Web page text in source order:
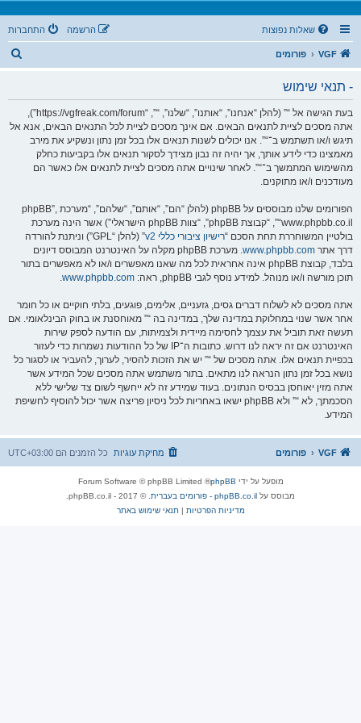
שאלות נפוצות התחברות הרשמה
VGF פורומים
- תנאי שימוש
בעת הגישה אל “” (להלן “אנחנו”, “אותנו”, “שלנו”, “”, “https://vgfreak.com/forum”),
אתה מסכים לציית לתנאים הבאים. אם אינך מסכים לציית לכל התנאים הבאים, אנא אל
תיגש ו/או תשתמש ב־“”. אנו יכולים לשנות תנאים אלו בכל זמן נתון ונשקיע את מירב
מאמצינו כדי לידע אותך, אך יהיה זה נבון מצידך לסקור תנאים אלו בקביעות כחלק
מהשימוש המתמשך ב־“”. לאחר שינויים אתה מסכים לציית לתנאים אלו כאשר הם
מעודכנים ו/או מתוקנים.
הפורומים שלנו מבוססים על phpBB (להלן “הם”, “אותם”, “שלהם”, “מערכת phpBB”,
“www.phpbb.co.il”, “קבוצת phpBB”, “צוות phpBB הישראלי”) אשר הינה מערכת
בולטיין המשוחררת תחת הסכם “רישיון ציבורי כללי v2
” (להלן “GPL”) וניתנת להורדה
דרך אתר www.phpbb.com
. מערכת phpBB מקלה על האינטרנט המבוסס דיונים
בלבד, קבוצת phpBB אינה אחראית לכל מה שאנו מאפשרים ו/או לא מאפשרים בתור
תוכן מורשה ו/או מנוהל. למידע נוסף לגבי phpBB, ראה:
www.phpbb.com
.
אתה מסכים לא לשלוח דברים גסים, גזעניים, אלימים, פוגעים, בלתי חוקיים או כל חומר
אחר אשר שנוי במחלוקת במדינה שלך, במדינה בה “” מאוחסנת או בחוק הבינלאומי. אם
תעשה זאת תוביל את עצמך לחסימה מיידית ולצמיתות, עם הודעה לספק שירות
האינטרנט אם זה יראה לנו דרוש. כתובות ה־IP של כל ההודעות נשמרות כדי לעזור
בכפיית תנאים אלו. אתה מסכים של “” יש את הזכות להסיר, לערוך, להעביר או לסגור כל
נושא בכל זמן נתון הנראה לנו מתאים. בתור משתמש אתה מסכים שכל המידע אשר
אתה מזין יאוחסן בבסיס הנתונים. בעוד שמידע זה לא ייחשף לשום צד שלישי ללא
הסכמתך, לא “” ולא phpBB ישאו באחריות לכל ניסיון פריצה אשר יכול להוסיף לחשיפת
המידע.
VGF פורומים כל הזמנים הם UTC+03:00 מחיקת עוגיות
מופעל על ידי phpBB
® Forum Software © phpBB Limited
מבוסס על phpBB.co.il - פורומים בעברית
. © 2017 - phpBB.co.il.
מדיניות הפרטיות |תנאי שימוש באתר